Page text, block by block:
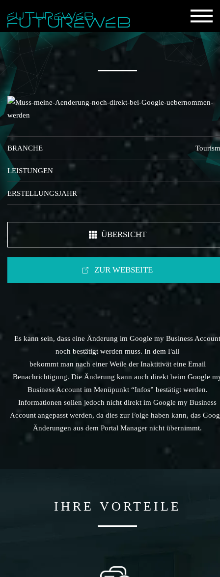
BRANCHE
LEISTUNGEN
ERSTELLUNGSJAHR
ÜBERSICHT
ZUR WEBSEITE
Es kann sein, dass eine Änderung im Google my Business Account
noch bestätigt werden muss. In dem Fall
bekommt man nach einer Weile der Inaktitivät eine Email
Benachrichtigung. Die Änderung kann auch direkt beim Google
Business Account im Menüpunkt “Infos” bestätigt werden.
Informationen sollen jedoch nicht direkt im Google my Business
Account angepasst werden, da dies zur Folge haben kann, das
Änderungen aus dem Portal Manager nicht übernimmt.
IHRE VORTEILE